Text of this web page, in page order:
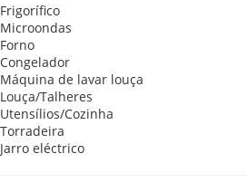
Frigorífico
Microondas
Forno
Congelador
Máquina de lavar louça
Louça/Talheres
Utensílios/Cozinha
Torradeira
Jarro eléctrico